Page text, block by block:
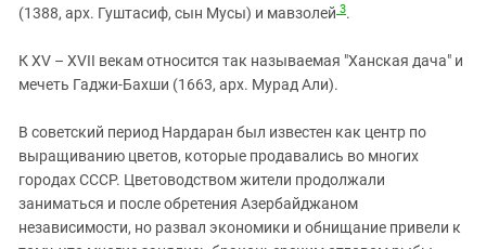
(1388, арх. Гуштасиф, сын Мусы) и мавзолей 3.
К XV – XVII векам относится так называемая "Ханская дача" и
мечеть Гаджи-Бахши (1663, арх. Мурад Али).
В советский период Нардаран был известен как центр по
выращиванию цветов, которые продавались во многих
городах СССР. Цветоводством жители продолжали
заниматься и после обретения Азербайджаном
независимости, но развал экономики и обнищание привели к